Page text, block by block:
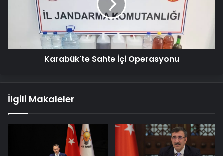
Karabük'te Sahte İçi Operasyonu
İlgili Makaleler